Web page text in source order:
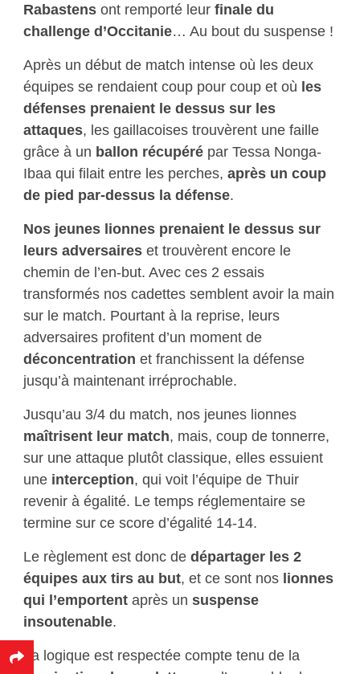
Rabastensont remporté leur finale du
challenge d’Occitanie… Au bout du suspense !
Après un début de match intense où les deux
équipes se rendaient coup pour coup et où les
défenses prenaient le dessus sur les
attaques, les gaillacoises trouvèrent une faille
grâce à un ballon récupérépar Tessa Nonga-
Ibaa qui filait entre les perches, après un coup
de pied par-dessus la défense.
Nos jeunes lionnes prenaient le dessus sur
leurs adversaireset trouvèrent encore le
chemin de l’en-but. Avec ces 2 essais
transformés nos cadettes semblent avoir la main
sur le match. Pourtant à la reprise, leurs
adversaires profitent d’un moment de
déconcentration et franchissent la défense
jusqu’à maintenant irréprochable.
Jusqu’au 3/4 du match, nos jeunes lionnes
maîtrisent leur match, mais, coup de tonnerre,
sur une attaque plutôt classique, elles essuient
uneinterception, qui voit l’équipe de Thuir
revenir à égalité. Le temps réglementaire se
termine sur ce score d’égalité 14-14.
Le règlement est donc de départager les 2
équipes aux tirs au but, et ce sont nos lionnes
qui l’emportentaprès un suspense
insoutenable.
La logique est respectée compte tenu de la